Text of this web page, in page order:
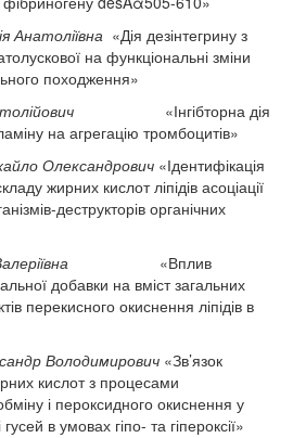
Анатоліївна «Дія дезінтегрину з
на функціональні зміни
походження»
«Інгібторна дія
на агрегацію тромбоцитів»
Олександрович «Ідентифікація
жирних кислот ліпідів асоціації
деструкторів органічних
«Вплив
добавки на вміст загальних
перекисного окиснення ліпідів в
Володимирович «Зв’язок
кислот з процесами
і пероксидного окиснення у
гусей в умовах гіпо- та гіпероксії»